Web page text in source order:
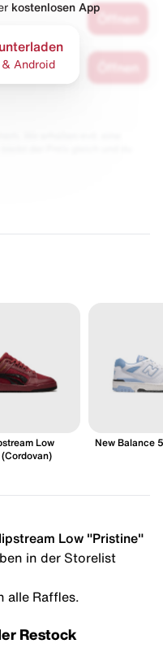
kostenlosen App
& Android
Low
New Balance
Low "Pristine"
in der Storelist
alle Raffles.
Restock